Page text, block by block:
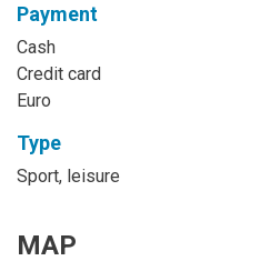
Payment
Cash
Credit card
Euro
Type
Sport, leisure
MAP